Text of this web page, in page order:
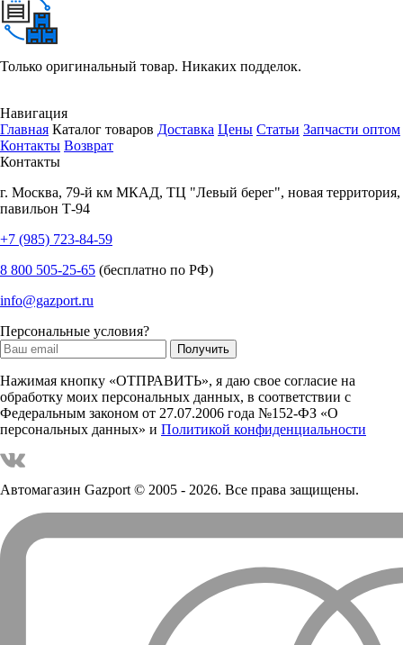
Только оригинальный товар. Никаких подделок.
Навигация
Главная Каталог товаров Доставка Цены Статьи Запчасти оптом
Контакты Возврат
Контакты
г. Москва, 79-й км МКАД, ТЦ "Левый берег", новая территория,
павильон Т-94
+7 (985) 723-84-59
8 800 505-25-65 (бесплатно по РФ)
info@gazport.ru
Персональные условия?
Нажимая кнопку «ОТПРАВИТЬ», я даю свое согласие на
обработку моих персональных данных, в соответствии с
Федеральным законом от 27.07.2006 года №152-ФЗ «О
персональных данных» и Политикой конфиденциальности
Автомагазин Gazport© 2005 - 2026. Все права защищены.